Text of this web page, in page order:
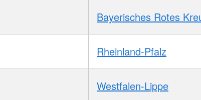
Bayerisches Rotes
Rheinland-Pfalz
Westfalen-Lippe